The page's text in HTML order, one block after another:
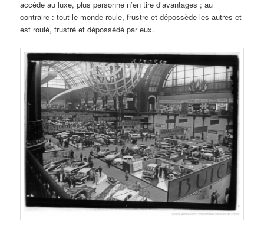
accède au luxe, plus personne n’en tire d’avantages ; au
contraire : tout le monde roule, frustre et dépossède les autres et
est roulé, frustré et dépossédé par eux.